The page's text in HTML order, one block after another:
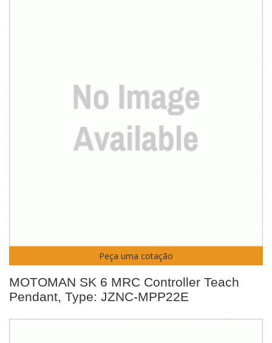
Peça uma cotação
MOTOMAN SK 6 MRC Controller Teach
Pendant, Type: JZNC-MPP22E